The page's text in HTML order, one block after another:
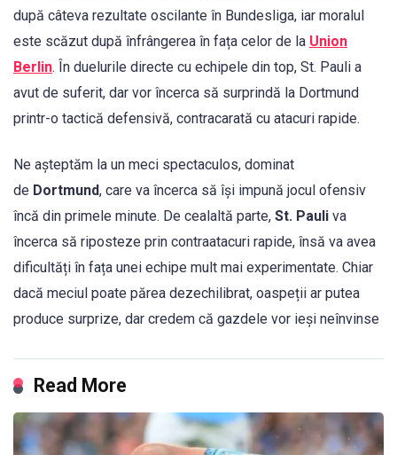
după câteva rezultate oscilante în Bundesliga, iar moralul
este scăzut după înfrângerea în fața celor de la Union
Berlin. În duelurile directe cu echipele din top, St. Pauli a
avut de suferit, dar vor încerca să surprindă la Dortmund
printr-o tactică defensivă, contracarată cu atacuri rapide.
Ne așteptăm la un meci spectaculos, dominat
de Dortmund, care va încerca să își impună jocul ofensiv
încă din primele minute. De cealaltă parte, St. Pauli va
încerca să riposteze prin contraatacuri rapide, însă va avea
dificultăți în fața unei echipe mult mai experimentate. Chiar
dacă meciul poate părea dezechilibrat, oaspeții ar putea
produce surprize, dar credem că gazdele vor ieși neînvinse
Read More